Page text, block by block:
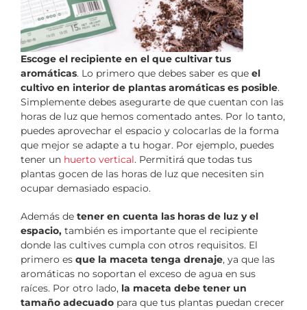
Escoge el recipiente en el que cultivar tus
aromáticas. Lo primero que debes saber es que el
cultivo en interior de plantas aromáticas es posible.
Simplemente debes asegurarte de que cuentan con las
horas de luz que hemos comentado antes. Por lo tanto,
puedes aprovechar el espacio y colocarlas de la forma
que mejor se adapte a tu hogar. Por ejemplo, puedes
tener un huerto vertical. Permitirá que todas tus
plantas gocen de las horas de luz que necesiten sin
ocupar demasiado espacio.
Además de tener en cuenta las horas de luz y el
espacio, también es importante que el recipiente
donde las cultives cumpla con otros requisitos. El
primero es que la maceta tenga drenaje, ya que las
aromáticas no soportan el exceso de agua en sus
raíces. Por otro lado, la maceta debe tener un
tamaño adecuado para que tus plantas puedan crecer